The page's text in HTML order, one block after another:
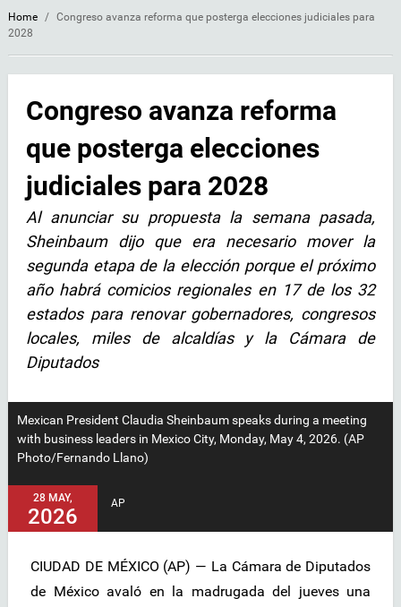
Home / Congreso avanza reforma que posterga elecciones judiciales para
2028
Congreso avanza reforma
que posterga elecciones
judiciales para 2028
Al anunciar su propuesta la semana pasada,
Sheinbaum dijo que era necesario mover la
segunda etapa de la elección porque el próximo
año habrá comicios regionales en 17 de los 32
estados para renovar gobernadores, congresos
locales, miles de alcaldías y la Cámara de
Diputados
Mexican President Claudia Sheinbaum speaks during a meeting
with business leaders in Mexico City, Monday, May 4, 2026. (AP
Photo/Fernando Llano)
28 MAY,
2026
AP
CIUDAD DE MÉXICO (AP) — La Cámara de Diputados
de México avaló en la madrugada del jueves una